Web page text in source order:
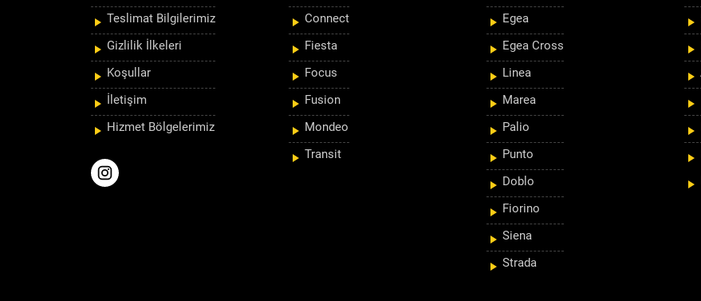
Teslimat Bilgilerimiz
Gizlilik İlkeleri
Koşullar
İletişim
Hizmet Bölgelerimiz
Connect
Fiesta
Focus
Fusion
Mondeo
Transit
Egea
Egea Cross
Linea
Marea
Palio
Punto
Doblo
Fiorino
Siena
Strada